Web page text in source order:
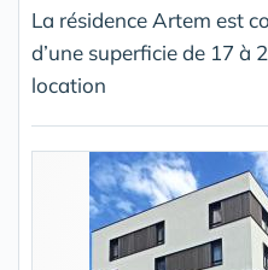
La résidence Artem est
d’une superficie de 17 à
location